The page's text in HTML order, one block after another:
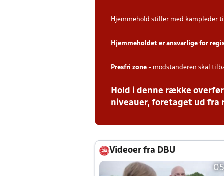
Hjemmehold stiller med kampleder
Hjemmeholdet er ansvarlige for
Presfri zone - modstanderen skal
Hold i denne række
niveauer, foretaget ud fra
Videoer fra DBU